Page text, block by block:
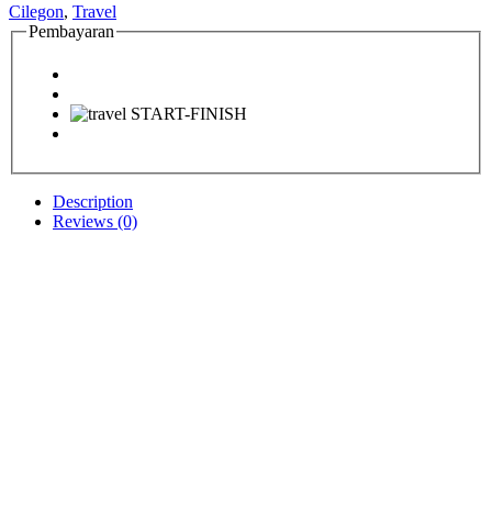
Cilegon, Travel
Pembayaran
Description
Reviews (0)